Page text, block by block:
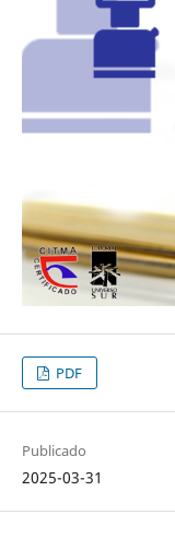
PDF
Publicado
2025-03-31